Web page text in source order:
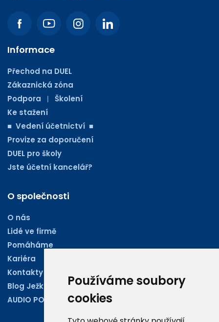
Používáme soubory
cookies
Informace
Přechod na DUEL
Zákaznická zóna
Podpora
| Školení
Ke stažení
■ Vedení účetnictví ■
Provize za doporučení
DUEL pro školy
Jste účetní kancelář?
O společnosti
O nás
Lidé ve firmě
Pomáháme
Kariéra
Kontakty
Blog Ježkoviny
AUDIO PODCASTY